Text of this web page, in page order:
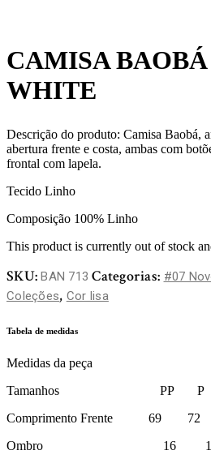
CAMISA
WHITE
Descrição do produto: Camisa Baobá,
abertura frente e costa, ambas com
frontal com lapela.
Tecido Linho
Composição 100% Linho
This product is currently out of stock
SKU:BAN 713 Categorias: #07
Coleções, Cor lisa
Tabela de medidas
Medidas da peça
Tamanhos PP
Comprimento Frente
Ombro 16